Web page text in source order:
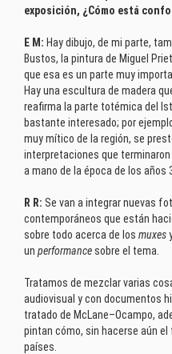
exposición, ¿Cómo está
E M: Hay dibujo, de mi parte,
Bustos, la pintura de Miguel
que esa es un parte muy
Hay una escultura de madera
reafirma la parte totémica del
bastante interesado; por
muy mítico de la región, se
interpretaciones que
a mano de la época de los años
R R: Se van a integrar nuevas
contemporáneos que están
sobre todo acerca de los muxes
un performancesobre el tema.
Tratamos de mezclar varias
audiovisual y con documentos
tratado de McLane–Ocampo,
pintan cómo, sin hacerse aún
países.